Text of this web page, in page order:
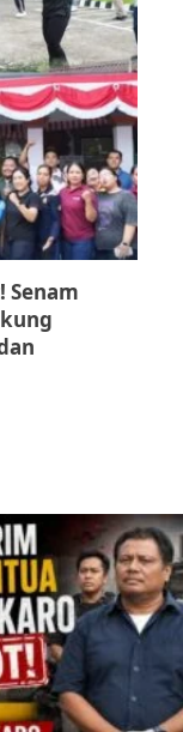
Senam